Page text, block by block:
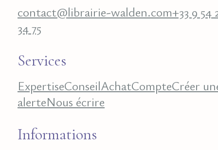
contact@librairie-walden.com+33 9 54
34 75
Services
ExpertiseConseilAchatCompteCréer
alerteNous écrire
Informations